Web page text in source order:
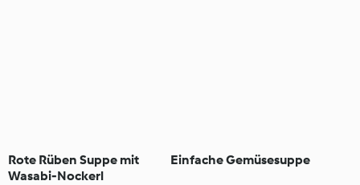
Rote Rüben Suppe mit
Wasabi-Nockerl
Einfache Gemüsesuppe